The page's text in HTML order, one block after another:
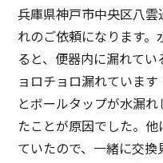
兵庫県神戸市中央区八
れのご依頼になります
ると、便器内に漏れて
ョロチョロ漏れていま
とボールタップが水漏
たことが原因でした。
ていたので、一緒に交